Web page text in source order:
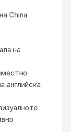
China
на
английска